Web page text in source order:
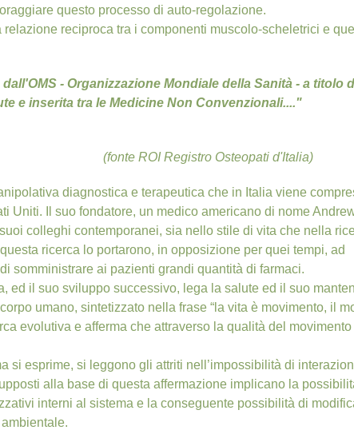
questo processo di auto-regolazione.
relazione reciproca tra i componenti muscolo-scheletrici e
- Organizzazione Mondiale della Sanità - a titolo
e inserita tra le Medicine Non Convenzionali...."
(fonte ROI Registro Osteopati d'Italia)
diagnostica e terapeutica che in Italia viene
Uniti. Il suo fondatore, un medico americano di nome
colleghi contemporanei, sia nello stile di vita che nella
ricerca lo portarono, in opposizione per quei tempi, ad
somministrare ai pazienti grandi quantità di farmaci.
ed il suo sviluppo successivo, lega la salute ed il suo
umano, sintetizzato nella frase “la vita è movimento, il
evolutiva e afferma che attraverso la qualità del movimento
si esprime, si leggono gli attriti nell’impossibilità di
alla base di questa affermazione implicano la
interni al sistema e la conseguente possibilità di